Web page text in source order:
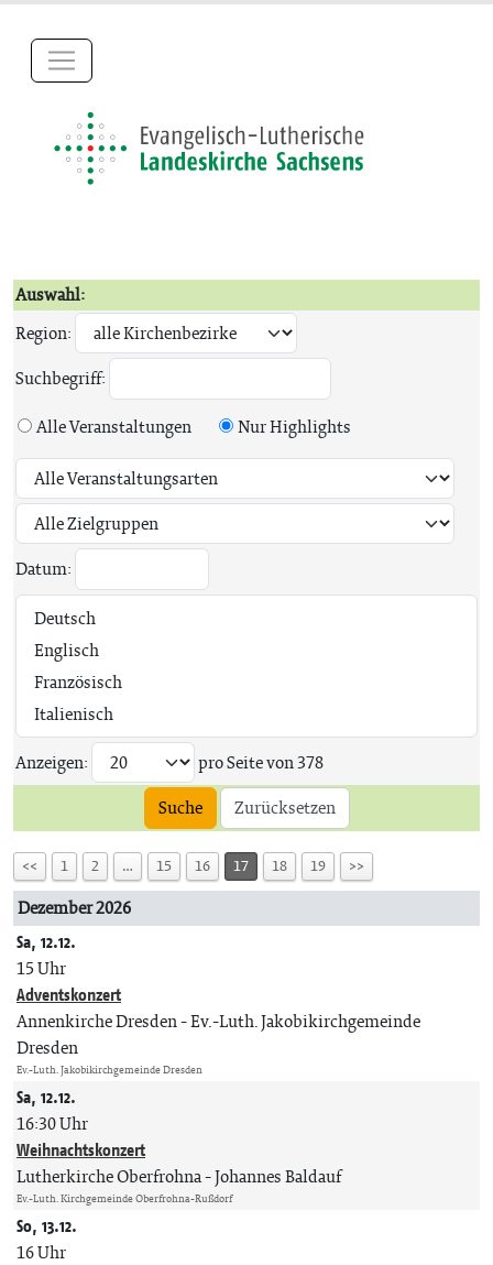
Auswahl:
Region:
Suchbegriff:
Alle Veranstaltungen Nur Highlights
Datum:
Anzeigen: pro Seite von378
Suche
Zurücksetzen
<< 1 2 … 15 16 17 18 19 >>
Dezember 2026
Sa, 12.12.
15 Uhr
Adventskonzert
Annenkirche Dresden Ev.-Luth. Jakobikirchgemeinde
Dresden
Ev.-Luth. Jakobikirchgemeinde Dresden
Sa, 12.12.
16:30 Uhr
Weihnachtskonzert
Lutherkirche Oberfrohna Johannes Baldauf
Ev.-Luth. Kirchgemeinde Oberfrohna-Rußdorf
So, 13.12.
16 Uhr